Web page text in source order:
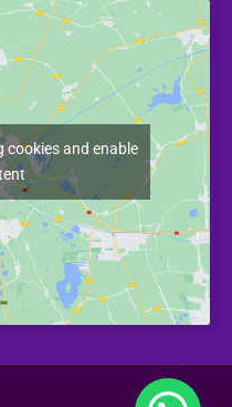
cookies and enable